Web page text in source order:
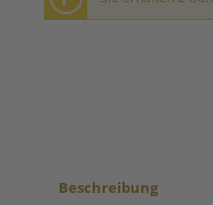
Beschreibung